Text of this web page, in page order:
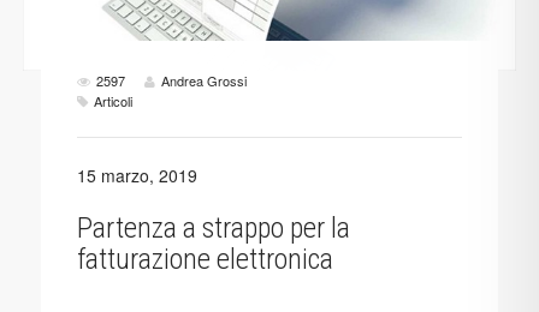
2597
Andrea Grossi
Articoli
15 marzo, 2019
Partenza a strappo per la
fatturazione elettronica